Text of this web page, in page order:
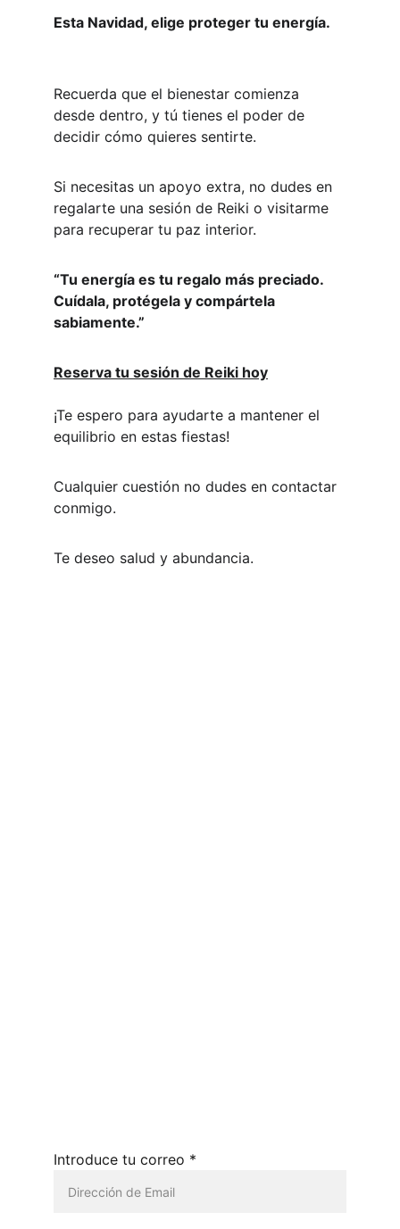
Esta Navidad, elige proteger tu energía.
Recuerda que el bienestar comienza
desde dentro, y tú tienes el poder de
decidir cómo quieres sentirte.
Si necesitas un apoyo extra, no dudes en
regalarte una sesión de Reiki o visitarme
para recuperar tu paz interior.
“Tu energía es tu regalo más preciado.
Cuídala, protégela y compártela
sabiamente.”
Reserva tu sesión de Reiki hoy
¡Te espero para ayudarte a mantener el
equilibrio en estas fiestas!
Cualquier cuestión no dudes en contactar
conmigo.
Te deseo salud y abundancia.
Introduce tu correo *